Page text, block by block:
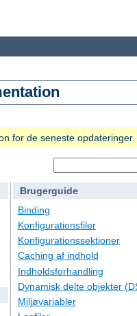
for de seneste opdateringer.
Brugerguide
Binding
Konfigurationsfiler
Konfigurationssektioner
Caching af indhold
Indholdsforhandling
Dynamisk delte objekter
Miljøvariabler